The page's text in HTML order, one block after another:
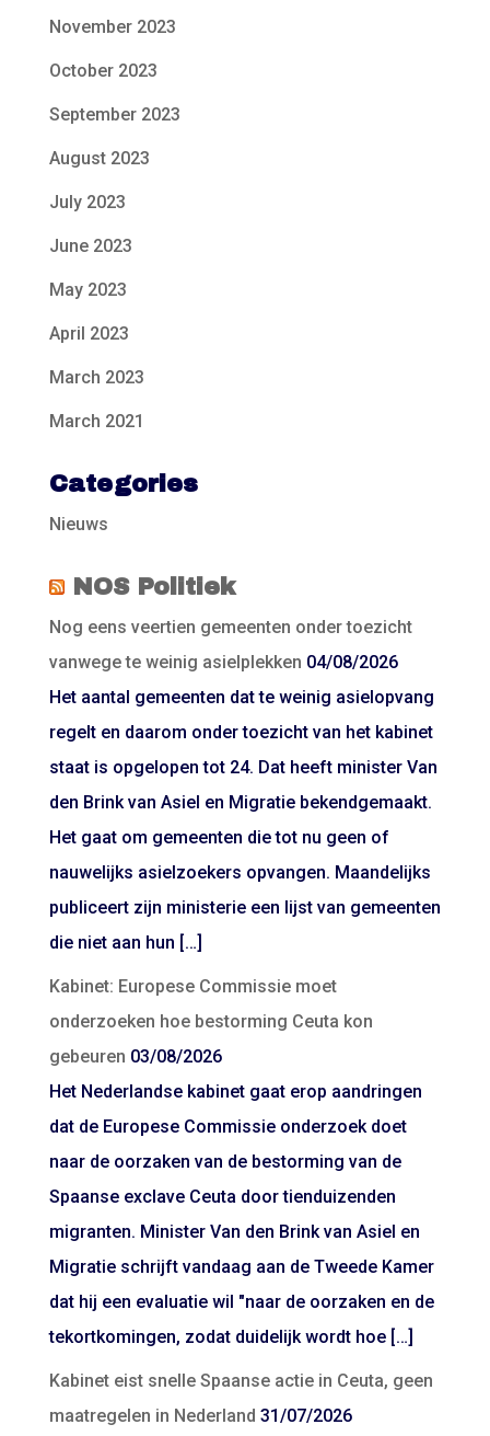
November 2023
October 2023
September 2023
August 2023
July 2023
June 2023
May 2023
April 2023
March 2023
March 2021
Categories
Nieuws
NOS Politiek
Nog eens veertien gemeenten onder toezicht
vanwege te weinig asielplekken 04/08/2026
Het aantal gemeenten dat te weinig asielopvang
regelt en daarom onder toezicht van het kabinet
staat is opgelopen tot 24. Dat heeft minister Van
den Brink van Asiel en Migratie bekendgemaakt.
Het gaat om gemeenten die tot nu geen of
nauwelijks asielzoekers opvangen. Maandelijks
publiceert zijn ministerie een lijst van gemeenten
die niet aan hun […]
Kabinet: Europese Commissie moet
onderzoeken hoe bestorming Ceuta kon
gebeuren 03/08/2026
Het Nederlandse kabinet gaat erop aandringen
dat de Europese Commissie onderzoek doet
naar de oorzaken van de bestorming van de
Spaanse exclave Ceuta door tienduizenden
migranten. Minister Van den Brink van Asiel en
Migratie schrijft vandaag aan de Tweede Kamer
dat hij een evaluatie wil "naar de oorzaken en de
tekortkomingen, zodat duidelijk wordt hoe […]
Kabinet eist snelle Spaanse actie in Ceuta, geen
maatregelen in Nederland 31/07/2026